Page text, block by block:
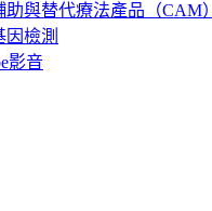
助與替代療法產品（CAM）
因檢測
影音